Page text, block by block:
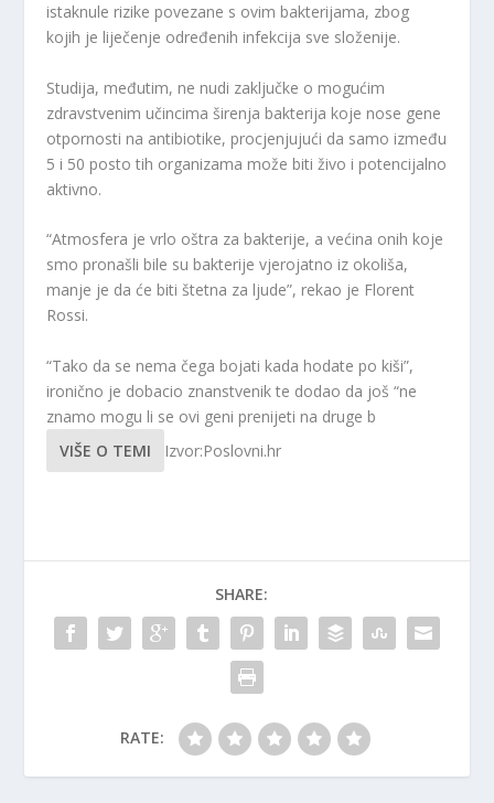
istaknule rizike povezane s ovim bakterijama, zbog
kojih je liječenje određenih infekcija sve složenije.
Studija, međutim, ne nudi zaključke o mogućim
zdravstvenim učincima širenja bakterija koje nose gene
otpornosti na antibiotike, procjenjujući da samo između
5 i 50 posto tih organizama može biti živo i potencijalno
aktivno.
“Atmosfera je vrlo oštra za bakterije, a većina onih koje
smo pronašli bile su bakterije vjerojatno iz okoliša,
manje je da će biti štetna za ljude”, rekao je Florent
Rossi.
“Tako da se nema čega bojati kada hodate po kiši”,
ironično je dobacio znanstvenik te dodao da još “ne
znamo mogu li se ovi geni prenijeti na druge b
VIŠE O TEMI
Izvor:Poslovni.hr
SHARE:
RATE: